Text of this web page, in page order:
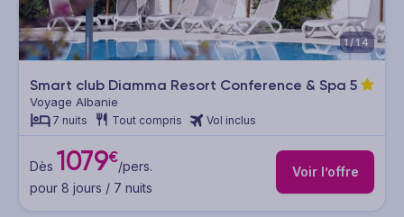
1/14
Smart club Diamma Resort Conference & Spa 5
Voyage Albanie
7 nuits Tout compris Vol inclus
Dès 1079€/pers.
pour 8 jours / 7 nuits
Voir l’offre